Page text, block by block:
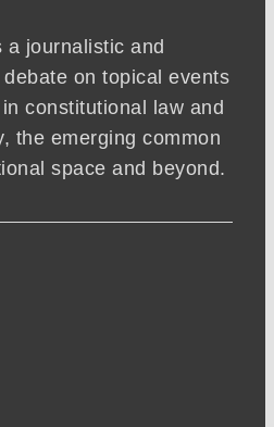
a journalistic and
on topical events
constitutional law and
the emerging common
space and beyond.